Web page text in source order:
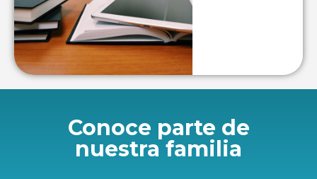
Conoce parte de
nuestra familia